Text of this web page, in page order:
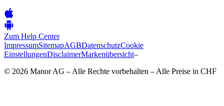
Zum Help Center
ImpressumSitemapAGBDatenschutzCookie
EinstellungenDisclaimerMarkenübersicht–
© 2026 Manor AG – Alle Rechte vorbehalten – Alle Preise in CHF